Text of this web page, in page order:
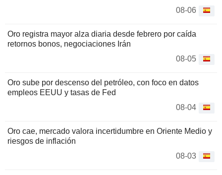
08-06
Oro registra mayor alza diaria desde febrero por caída
retornos bonos, negociaciones Irán
08-05
Oro sube por descenso del petróleo, con foco en datos
empleos EEUU y tasas de Fed
08-04
Oro cae, mercado valora incertidumbre en Oriente Medio y
riesgos de inflación
08-03